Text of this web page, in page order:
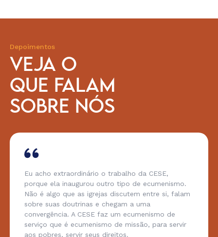
Depoimentos
VEJA O
QUE FALAM
SOBRE NÓS
Eu acho extraordinário o trabalho da CESE,
porque ela inaugurou outro tipo de ecumenismo.
Não é algo que as igrejas discutem entre si, falam
sobre suas doutrinas e chegam a uma
convergência. A CESE faz um ecumenismo de
serviço que é ecumenismo de missão, para servir
aos pobres, servir seus direitos.